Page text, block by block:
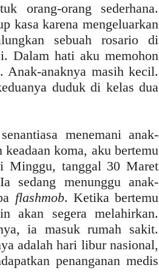
orang-orang sederhana.
kasa karena mengeluarkan
sebuah rosario di
Dalam hati aku memohon
Anak-anaknya masih kecil.
duduk di kelas dua
menemani anak-
koma, aku bertemu
Minggu, tanggal 30 Maret
sedang menunggu anak-
flashmob. Ketika bertemu
akan segera melahirkan.
ia masuk rumah sakit.
adalah hari libur nasional,
penanganan medis